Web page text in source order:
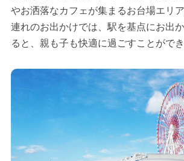
やお洒落なカフェが集まるお台場エリ
連れのお出かけでは、駅を基点にお出
ると、親も子も快適に過ごすことができ